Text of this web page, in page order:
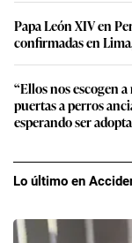
Papa León XIV en
confirmadas en
“Ellos nos escogen
puertas a perros
esperando ser
Lo último en